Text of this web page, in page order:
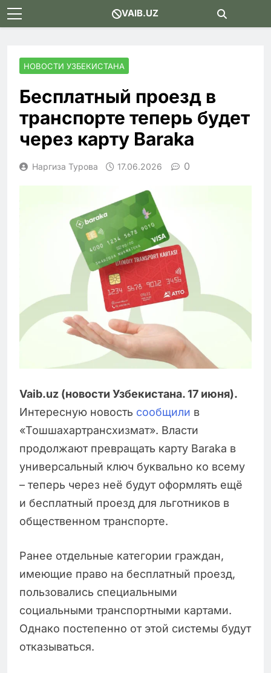
Skip
to
VAIB.UZ
НОВОСТИ УЗБЕКИСТАНА
Бесплатный проезд в
транспорте теперь будет
через карту Baraka
Наргиза Турова 17.06.2026 0
Vaib.uz (новости Узбекистана. 17 июня).
Интересную новость сообщили в
«Тошшахартрансхизмат». Власти
продолжают превращать карту Baraka в
универсальный ключ буквально ко всему
– теперь через неё будут оформлять ещё
и бесплатный проезд для льготников в
общественном транспорте.
Ранее отдельные категории граждан,
имеющие право на бесплатный проезд,
пользовались специальными
социальными транспортными картами.
Однако постепенно от этой системы будут
отказываться.